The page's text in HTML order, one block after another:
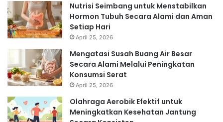
Nutrisi Seimbang untuk Menstabilkan
Hormon Tubuh Secara Alami dan Aman
Setiap Hari
April 25, 2026
Mengatasi Susah Buang Air Besar
Secara Alami Melalui Peningkatan
Konsumsi Serat
April 25, 2026
Olahraga Aerobik Efektif untuk
Meningkatkan Kesehatan Jantung